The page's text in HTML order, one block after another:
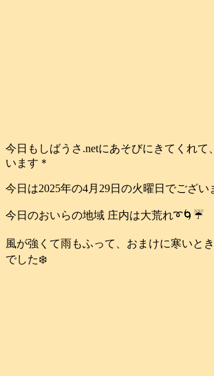
今日もしばうさ.netにあそびにきてくれて
います＊
今日は2025年の4月29日の火曜日でござい
今日のおいらの地域 庄内は大荒れ➰🌀☔️
風が強くて雨もふって、おまけに寒いと
でした❄️